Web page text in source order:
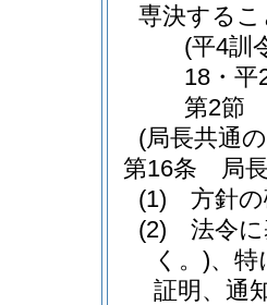
専決する
(平4訓
18・平
第2節
(局長共通
第16条
局
(1)
方針
(2)
法令
く。)、特
証明、通